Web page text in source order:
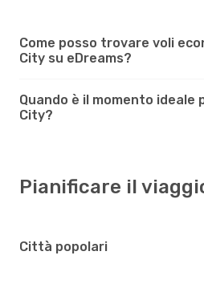
Come posso trovare voli
City su eDreams?
Quando è il momento ideale
City?
Pianificare il
Città popolari